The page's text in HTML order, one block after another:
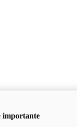
importante